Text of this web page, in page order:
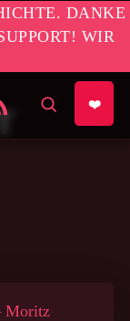
DANKE
WIR
VORNE AUF
IST VORNE
WIR SIND IST
AUF❤️
Moritz